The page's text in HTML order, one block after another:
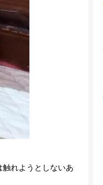
れようとしないあ